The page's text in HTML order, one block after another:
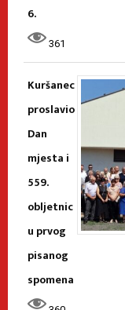
6.
361
Kuršanec
proslavio
Dan
mjesta i
559.
obljetnic
u prvog
pisanog
spomena